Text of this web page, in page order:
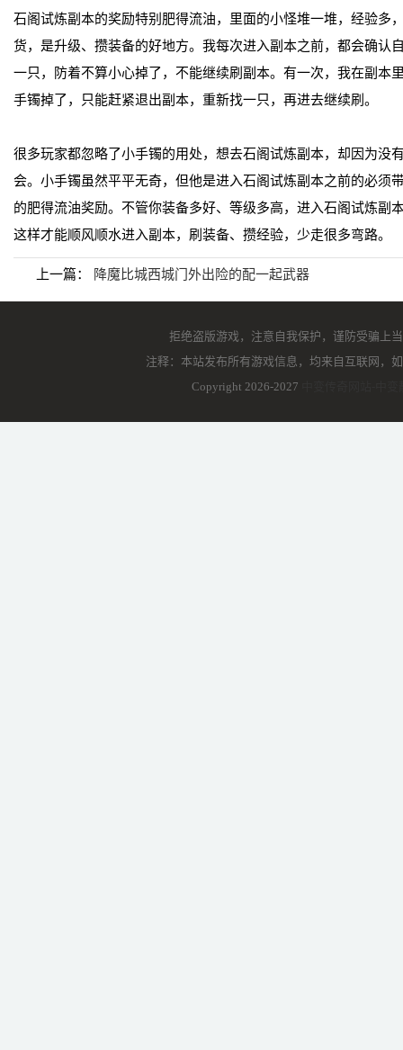
石阁试炼副本的奖励特别肥得流油，里面的小怪堆一堆，经验多
货，是升级、攒装备的好地方。我每次进入副本之前，都会确认
一只，防着不算小心掉了，不能继续刷副本。有一次，我在副本
手镯掉了，只能赶紧退出副本，重新找一只，再进去继续刷。
很多玩家都忽略了小手镯的用处，想去石阁试炼副本，却因为没
会。小手镯虽然平平无奇，但他是进入石阁试炼副本之前的必须
的肥得流油奖励。不管你装备多好、等级多高，进入石阁试炼副
这样才能顺风顺水进入副本，刷装备、攒经验，少走很多弯路。
上一篇： 降魔比城西城门外出险的配一起武器
拒绝盗版游戏，注意自我保护，谨防受骗上
注释：本站发布所有游戏信息，均来自互联网，
Copyright 2026-2027